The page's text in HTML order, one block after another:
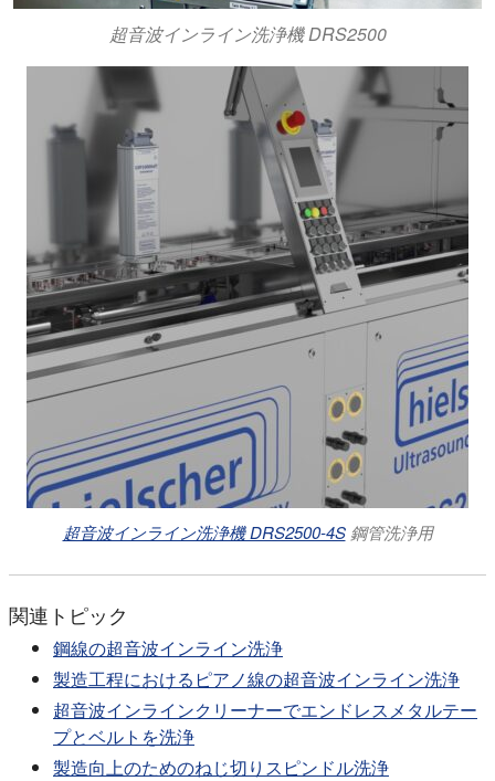
超音波インライン洗浄機 DRS2500
超音波インライン洗浄機 DRS2500-4S鋼管洗浄用
関連トピック
鋼線の超音波インライン洗浄
製造工程におけるピアノ線の超音波インライン洗浄
超音波インラインクリーナーでエンドレスメタルテー
プとベルトを洗浄
製造向上のためのねじ切りスピンドル洗浄